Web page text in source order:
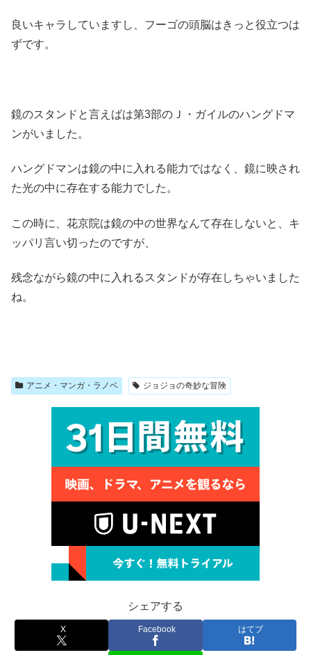
良いキャラしていますし、フーゴの頭脳はきっと役立つは
ずです。
鏡のスタンドと言えばは第3部のＪ・ガイルのハングドマ
ンがいました。
ハングドマンは鏡の中に入れる能力ではなく、鏡に映され
た光の中に存在する能力でした。
この時に、花京院は鏡の中の世界なんて存在しないと、キ
ッパリ言い切ったのですが、
残念ながら鏡の中に入れるスタンドが存在しちゃいました
ね。
アニメ・マンガ・ラノベ ジョジョの奇妙な冒険
シェアする
X Facebook はてブ